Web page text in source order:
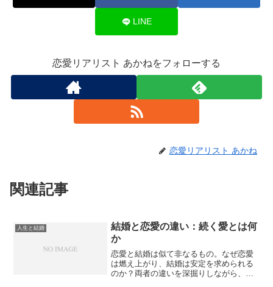
LINE
恋愛リアリスト あかねをフォローする
恋愛リアリスト あかね
関連記事
人生と結婚
結婚と恋愛の違い：続く愛とは何
か
恋愛と結婚は似て非なるもの。なぜ恋愛
は燃え上がり、結婚は安定を求められる
のか？両者の違いを深掘りしながら、持